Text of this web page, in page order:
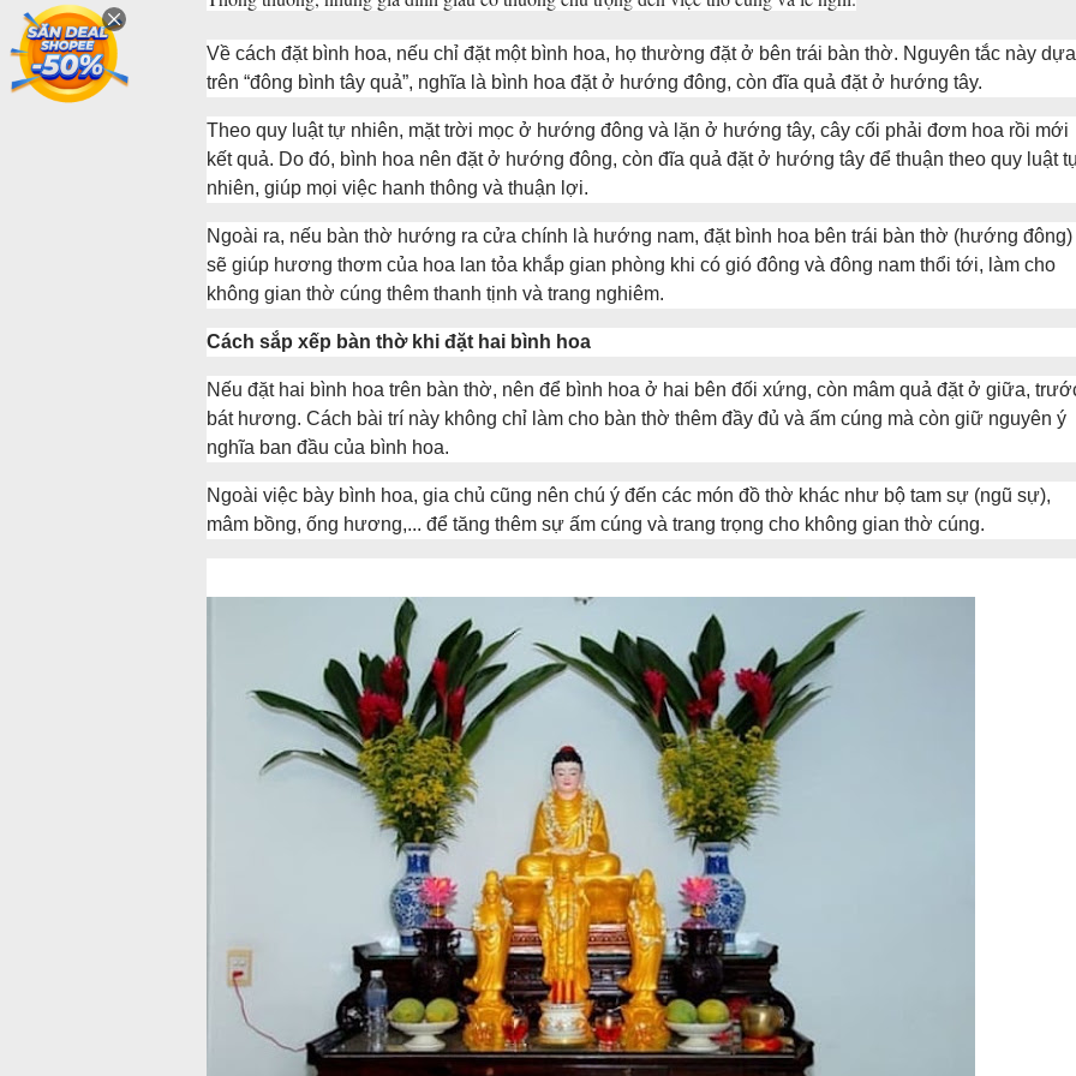
Về cách đặt bình hoa, nếu chỉ đặt một bình hoa, họ thường đặt ở bên trái bàn thờ. Nguyên tắc này dựa
trên “đông bình tây quả”, nghĩa là bình hoa đặt ở hướng đông, còn đĩa quả đặt ở hướng tây.
Theo quy luật tự nhiên, mặt trời mọc ở hướng đông và lặn ở hướng tây, cây cối phải đơm hoa rồi mới
kết quả. Do đó, bình hoa nên đặt ở hướng đông, còn đĩa quả đặt ở hướng tây để thuận theo quy luật
nhiên, giúp mọi việc hanh thông và thuận lợi.
Ngoài ra, nếu bàn thờ hướng ra cửa chính là hướng nam, đặt bình hoa bên trái bàn thờ (hướng đông)
sẽ giúp hương thơm của hoa lan tỏa khắp gian phòng khi có gió đông và đông nam thổi tới, làm cho
không gian thờ cúng thêm thanh tịnh và trang nghiêm.
Cách sắp xếp bàn thờ khi đặt hai bình hoa
Nếu đặt hai bình hoa trên bàn thờ, nên để bình hoa ở hai bên đối xứng, còn mâm quả đặt ở giữa,
bát hương. Cách bài trí này không chỉ làm cho bàn thờ thêm đầy đủ và ấm cúng mà còn giữ nguyên ý
nghĩa ban đầu của bình hoa.
Ngoài việc bày bình hoa, gia chủ cũng nên chú ý đến các món đồ thờ khác như bộ tam sự (ngũ sự),
mâm bồng, ống hương,... để tăng thêm sự ấm cúng và trang trọng cho không gian thờ cúng.